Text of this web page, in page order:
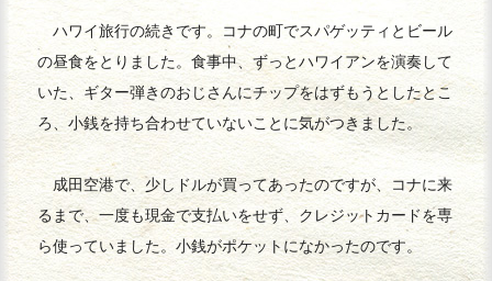
ハワイ旅行の続きです。コナの町でスパゲッティとビール
の昼食をとりました。食事中、ずっとハワイアンを演奏して
いた、ギター弾きのおじさんにチップをはずもうとしたとこ
ろ、小銭を持ち合わせていないことに気がつきました。
成田空港で、少しドルが買ってあったのですが、コナに来
るまで、一度も現金で支払いをせず、クレジットカードを専
ら使っていました。小銭がポケットになかったのです。